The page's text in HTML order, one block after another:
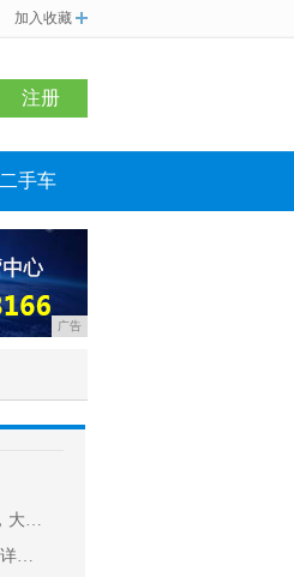
加入收藏
注册
二手车
广告
做辣椒油时，谨记别直接淋油，大厨教你
老师傅教你4个实用挂糊技巧，详细配方